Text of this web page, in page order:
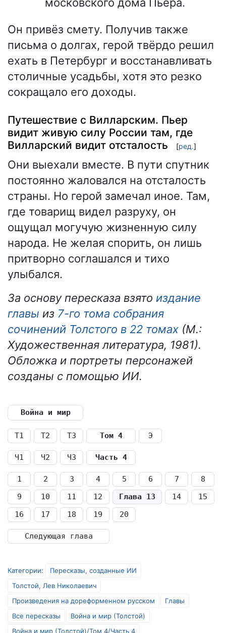
московского дома Пьера.
Он привёз смету. Получив также
письма о долгах, герой твёрдо решил
ехать в Петербург и восстанавливать
столичные усадьбы, хотя это резко
сокращало его доходы.
Путешествие с Вилларским. Пьер
видит живую силу России там, где
Вилларский видит отсталость
[ред.]
Они выехали вместе. В пути спутник
постоянно жаловался на отсталость
страны. Но герой замечал иное. Там,
где товарищ видел разруху, он
ощущал могучую жизненную силу
народа. Не желая спорить, он лишь
притворно соглашался и тихо
улыбался.
За основу пересказа взято издание
главы из 7-го тома собрания
сочинений Толстого в 22 томах (М.:
Художественная литература, 1981).
Обложка и портреты персонажей
созданы с помощью ИИ.
Война и мир
Т1 Т2 Т3 Том 4 Э
Ч1 Ч2 Ч3 Часть 4
1 2 3 4 5 6 7
8
9
10 11 12 Глава 13 14
15
16
17 18 19 20
Следующая глава
Категории:
Пересказы, созданные ИИ
Толстой, Лев Николаевич
Произведения на дореформенном русском
Главы
Все пересказы
Война и мир (Толстой)
Война и мир (Толстой)/Том 4/Часть 4